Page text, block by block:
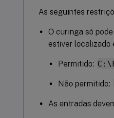
As seguintes
O curinga só
estiver localizado
Permitido:
Não permitido:
As entradas